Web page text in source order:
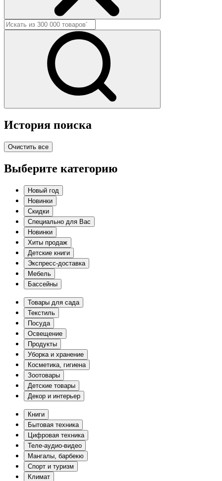
История поиска
Очистить все
Выберите категорию
Новый год
Новинки
Скидки
Специально для Вас
Новинки
Хиты продаж
Детские книги
Экспресс-доставка
Мебель
Бассейны
Товары для сада
Текстиль
Посуда
Освещение
Продукты
Уборка и хранение
Косметика, гигиена
Зоотовары
Детские товары
Декор и интерьер
Книги
Бытовая техника
Цифровая техника
Теле-аудио-видео
Мангалы, барбекю
Спорт и туризм
Климат